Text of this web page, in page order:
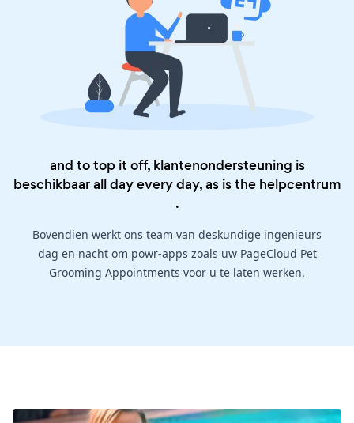
and to top it off, klantenondersteuning is
beschikbaar all day every day, as is the helpcentrum
.
Bovendien werkt ons team van deskundige ingenieurs
dag en nacht om powr-apps zoals uw PageCloud Pet
Grooming Appointments voor u te laten werken.